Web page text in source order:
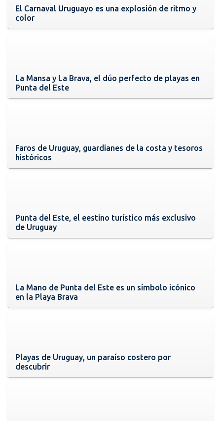
El Carnaval Uruguayo es una explosión de ritmo y
color
La Mansa y La Brava, el dúo perfecto de playas en
Punta del Este
Faros de Uruguay, guardianes de la costa y tesoros
históricos
Punta del Este, el eestino turístico más exclusivo
de Uruguay
La Mano de Punta del Este es un símbolo icónico
en la Playa Brava
Playas de Uruguay, un paraíso costero por
descubrir